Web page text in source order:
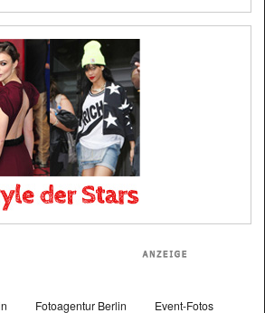
Fotoagentur Berlin Event-Fotos